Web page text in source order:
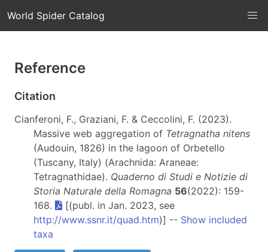
World Spider Catalog
Reference
Citation
Cianferoni, F., Graziani, F. & Ceccolini, F. (2023).
Massive web aggregation of Tetragnatha nitens
(Audouin, 1826) in the lagoon of Orbetello
(Tuscany, Italy) (Arachnida: Araneae:
Tetragnathidae). Quaderno di Studi e Notizie di
Storia Naturale della Romagna 56(2022): 159-
168.
[(publ. in Jan. 2023, see
http://www.ssnr.it/quad.htm)] -- Show included
taxa